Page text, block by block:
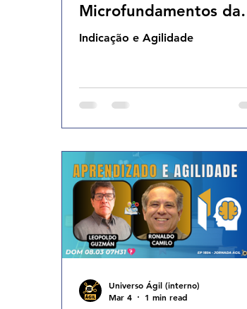
Microfundamentos da
Gestão numa Visão Ágil
Indicação e Agilidade
Universo Ágil (interno)
Mar 4
1 min read